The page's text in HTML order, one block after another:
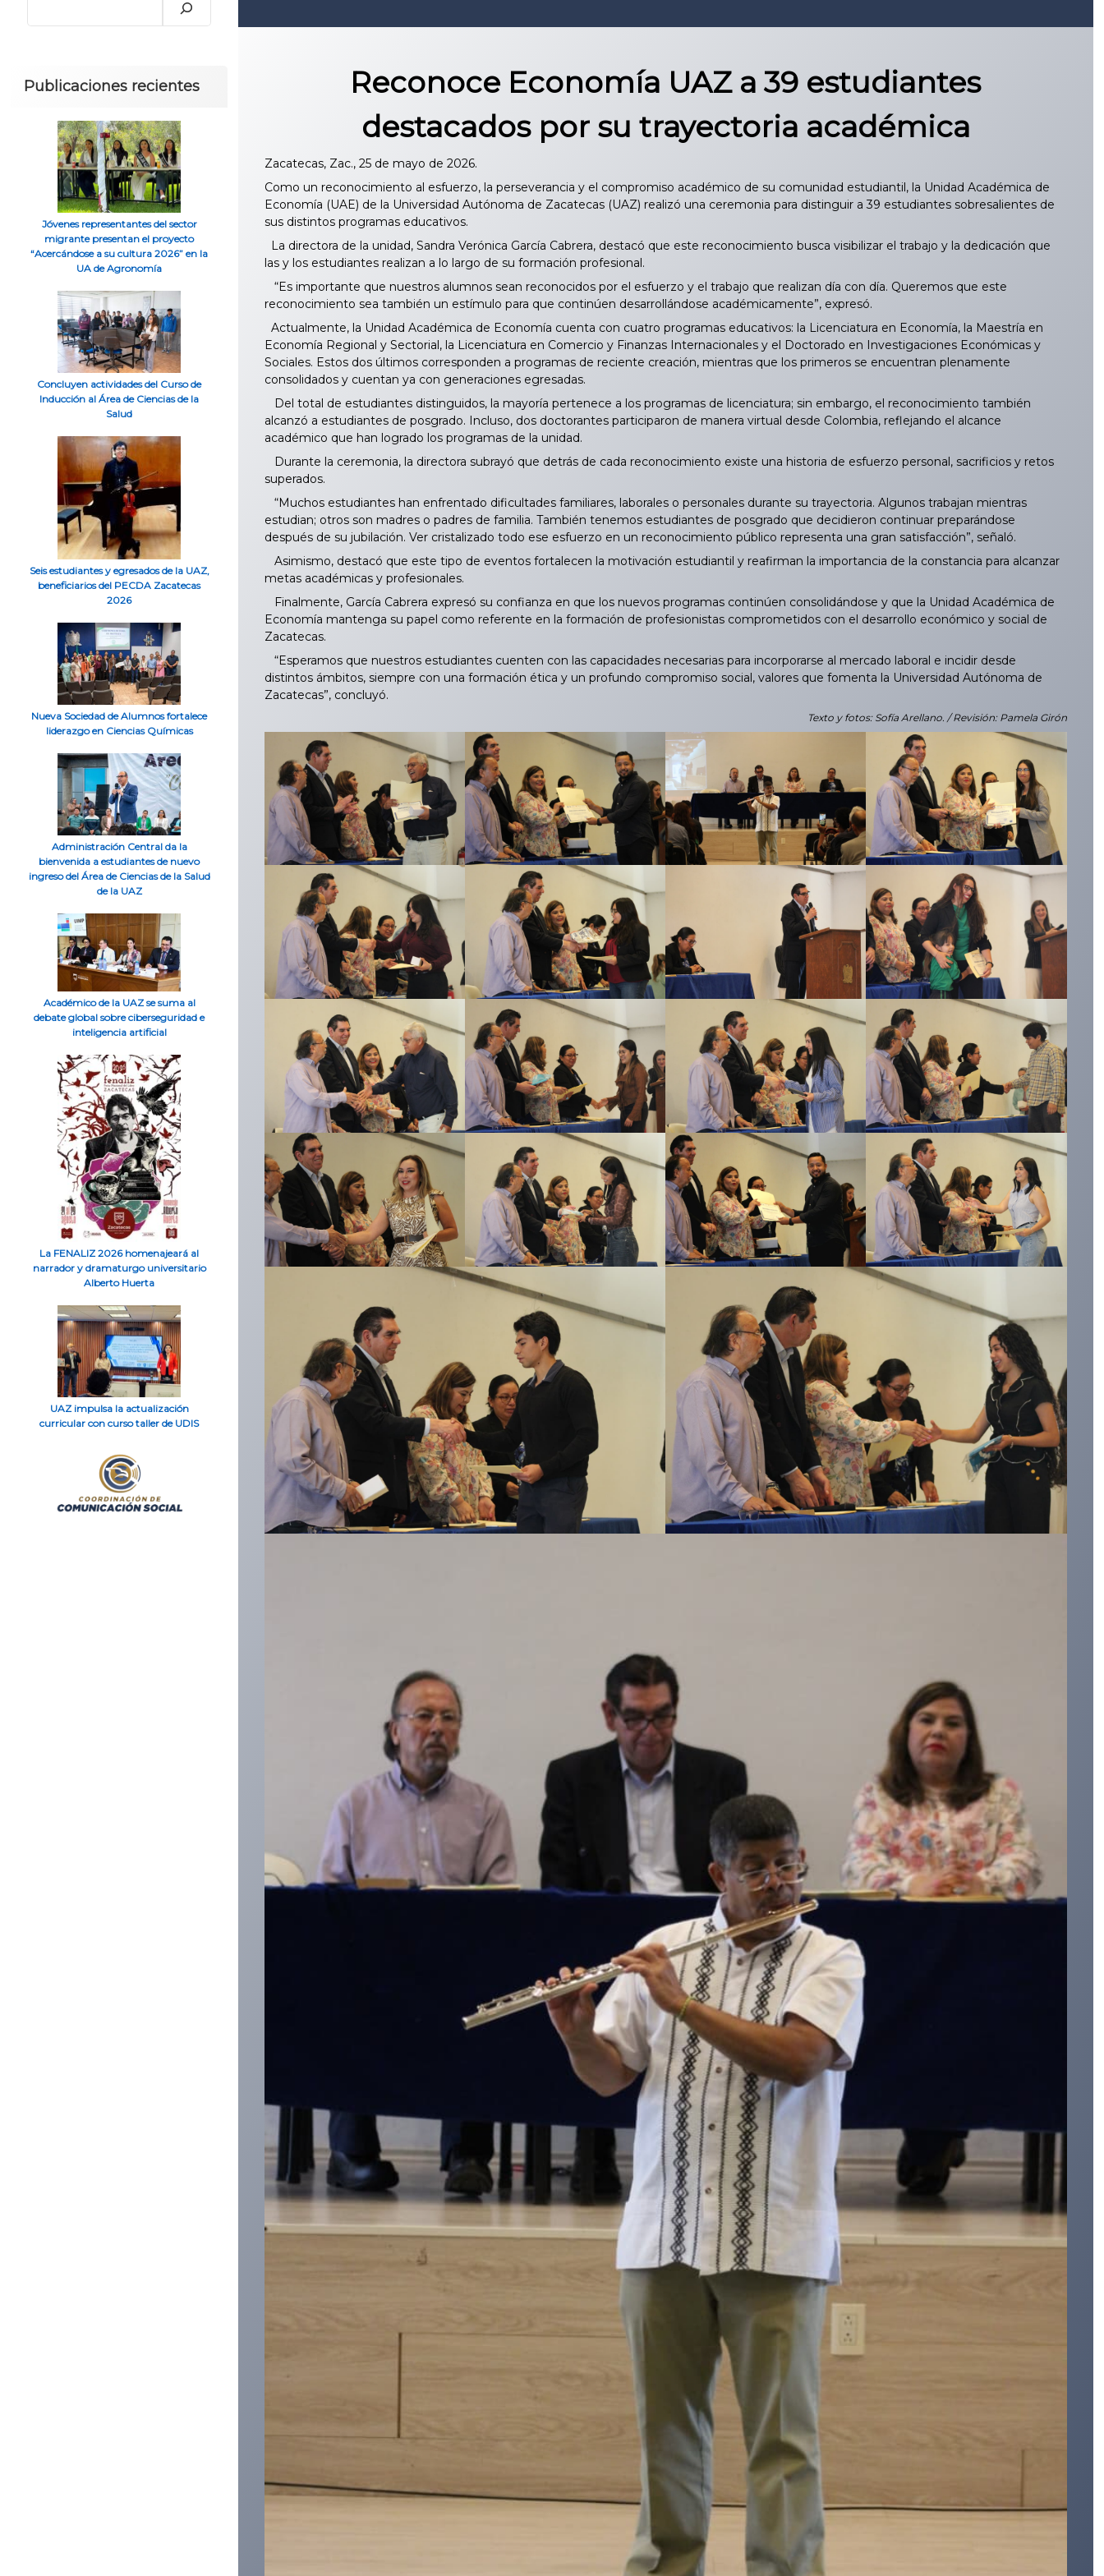
Reconoce Economía UAZ a 39 estudiantes
destacados por su trayectoria académica
Zacatecas, Zac., 25 de mayo de 2026.
Como un reconocimiento al esfuerzo, la perseverancia y el compromiso académico de su comunidad estudiantil, la Unidad Académica de
Economía (UAE) de la Universidad Autónoma de Zacatecas (UAZ) realizó una ceremonia para distinguir a 39 estudiantes sobresalientes de
sus distintos programas educativos.
La directora de la unidad, Sandra Verónica García Cabrera, destacó que este reconocimiento busca visibilizar el trabajo y la dedicación que
las y los estudiantes realizan a lo largo de su formación profesional.
“Es importante que nuestros alumnos sean reconocidos por el esfuerzo y el trabajo que realizan día con día. Queremos que este
reconocimiento sea también un estímulo para que continúen desarrollándose académicamente”, expresó.
Actualmente, la Unidad Académica de Economía cuenta con cuatro programas educativos: la Licenciatura en Economía, la Maestría en
Economía Regional y Sectorial, la Licenciatura en Comercio y Finanzas Internacionales y el Doctorado en Investigaciones Económicas y
Sociales. Estos dos últimos corresponden a programas de reciente creación, mientras que los primeros se encuentran plenamente
consolidados y cuentan ya con generaciones egresadas.
Del total de estudiantes distinguidos, la mayoría pertenece a los programas de licenciatura; sin embargo, el reconocimiento también
alcanzó a estudiantes de posgrado. Incluso, dos doctorantes participaron de manera virtual desde Colombia, reflejando el alcance
académico que han logrado los programas de la unidad.
Durante la ceremonia, la directora subrayó que detrás de cada reconocimiento existe una historia de esfuerzo personal, sacrificios y retos
superados.
“Muchos estudiantes han enfrentado dificultades familiares, laborales o personales durante su trayectoria. Algunos trabajan mientras
estudian; otros son madres o padres de familia. También tenemos estudiantes de posgrado que decidieron continuar preparándose
después de su jubilación. Ver cristalizado todo ese esfuerzo en un reconocimiento público representa una gran satisfacción”, señaló.
Asimismo, destacó que este tipo de eventos fortalecen la motivación estudiantil y reafirman la importancia de la constancia para alcanzar
metas académicas y profesionales.
Finalmente, García Cabrera expresó su confianza en que los nuevos programas continúen consolidándose y que la Unidad Académica de
Economía mantenga su papel como referente en la formación de profesionistas comprometidos con el desarrollo económico y social de
Zacatecas.
“Esperamos que nuestros estudiantes cuenten con las capacidades necesarias para incorporarse al mercado laboral e incidir desde
distintos ámbitos, siempre con una formación ética y un profundo compromiso social, valores que fomenta la Universidad Autónoma de
Zacatecas”, concluyó.
Texto y fotos: Sofía Arellano. / Revisión: Pamela Girón
Publicaciones recientes
Jóvenes representantes del sector
migrante presentan el proyecto
“Acercándose a su cultura 2026” en la
UA de Agronomía
Concluyen actividades del Curso de
Inducción al Área de Ciencias de la
Salud
Seis estudiantes y egresados de la UAZ,
beneficiarios del PECDA Zacatecas
2026
Nueva Sociedad de Alumnos fortalece
liderazgo en Ciencias Químicas
Administración Central da la
bienvenida a estudiantes de nuevo
ingreso del Área de Ciencias de la Salud
de la UAZ
Académico de la UAZ se suma al
debate global sobre ciberseguridad e
inteligencia artificial
La FENALIZ 2026 homenajeará al
narrador y dramaturgo universitario
Alberto Huerta
UAZ impulsa la actualización
curricular con curso taller de UDIS